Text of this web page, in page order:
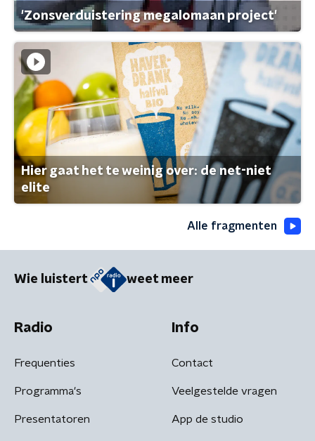
'Zonsverduistering megalomaan project'
Hier gaat het te weinig over: de net-niet
elite
Alle fragmenten
Wie luistert weet meer
Radio
Frequenties
Programma's
Presentatoren
Info
Contact
Veelgestelde vragen
App de studio